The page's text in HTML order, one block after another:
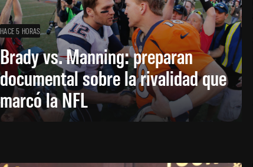
HACE 5 HORAS
Brady vs. Manning: preparan
documental sobre la rivalidad que
marcó la NFL